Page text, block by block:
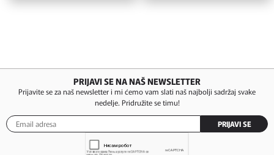
PRIJAVI SE NA NAŠ NEWSLETTER
Prijavite se za naš newsletter i mi ćemo vam slati naš najbolji sadržaj svake
nedelje. Pridružite se timu!
PRIJAVI SE